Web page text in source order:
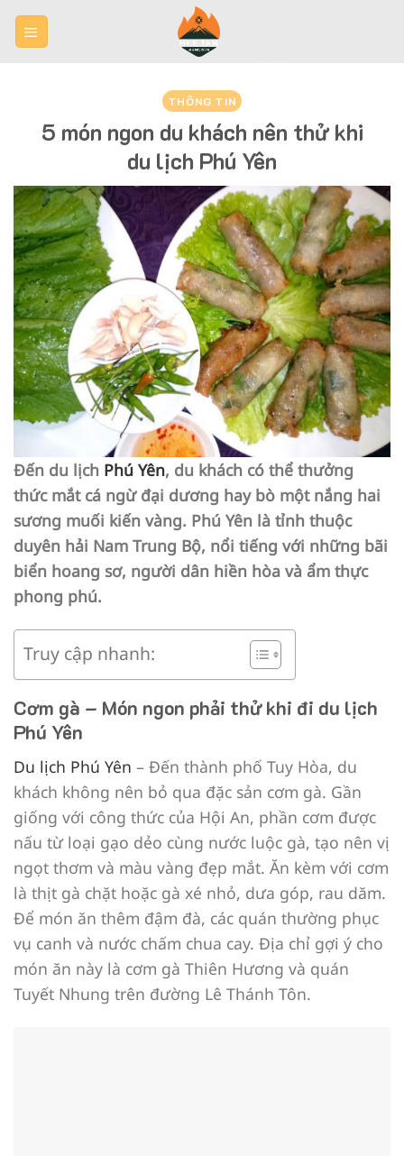
Skip
THÔNG TIN
5 món ngon du khách nên thử khi
du lịch Phú Yên
Đến du lịch Phú Yên, du khách có thể thưởng
thức mắt cá ngừ đại dương hay bò một nắng hai
sương muối kiến vàng. Phú Yên là tỉnh thuộc
duyên hải Nam Trung Bộ, nổi tiếng với những bãi
biển hoang sơ, người dân hiền hòa và ẩm thực
phong phú.
Truy cập nhanh:
Cơm gà – Món ngon phải thử khi đi du lịch
Phú Yên
Du lịch Phú Yên – Đến thành phố Tuy Hòa, du
khách không nên bỏ qua đặc sản cơm gà. Gần
giống với công thức của Hội An, phần cơm được
nấu từ loại gạo dẻo cùng nước luộc gà, tạo nên vị
ngọt thơm và màu vàng đẹp mắt. Ăn kèm với cơm
là thịt gà chặt hoặc gà xé nhỏ, dưa góp, rau dăm.
Để món ăn thêm đậm đà, các quán thường phục
vụ canh và nước chấm chua cay. Địa chỉ gợi ý cho
món ăn này là cơm gà Thiên Hương và quán
Tuyết Nhung trên đường Lê Thánh Tôn.